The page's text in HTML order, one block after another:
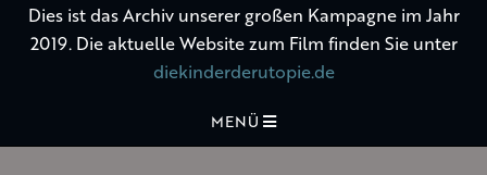
Dies ist das Archiv unserer großen Kampagne im Jahr
2019. Die aktuelle Website zum Film finden Sie unter
diekinderderutopie.de
MENÜ